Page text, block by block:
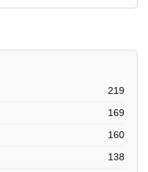
219
169
160
138